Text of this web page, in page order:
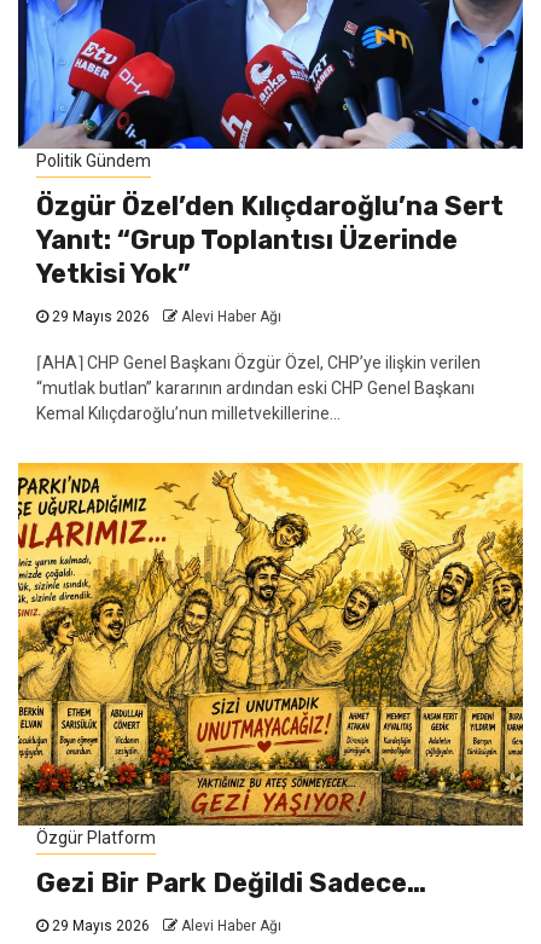
Politik Gündem
Özgür Özel’den Kılıçdaroğlu’na Sert
Yanıt: “Grup Toplantısı Üzerinde
Yetkisi Yok”
29 Mayıs 2026 Alevi Haber Ağı
⌈AHA⌉ CHP Genel Başkanı Özgür Özel, CHP’ye ilişkin verilen
“mutlak butlan” kararının ardından eski CHP Genel Başkanı
Kemal Kılıçdaroğlu’nun milletvekillerine...
Özgür Platform
Gezi Bir Park Değildi Sadece…
29 Mayıs 2026 Alevi Haber Ağı